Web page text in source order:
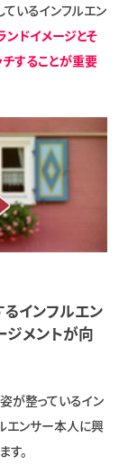
いるインフルエン
ンドイメージとそ
することが重要
インフルエン
ジメントが向
が整っているイン
エンサー本人に興
。